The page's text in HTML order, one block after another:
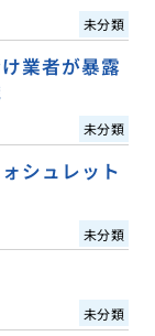
未分類
業者が暴露
未分類
シュレット
未分類
未分類